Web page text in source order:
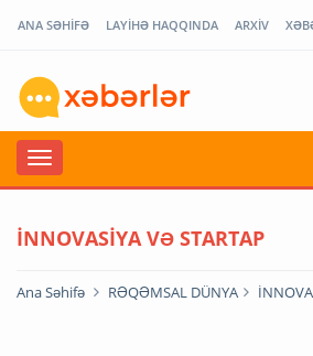
ANA SƏHİFƏ LAYİHƏ HAQQINDA ARXİV
İNNOVASİYA VƏ STARTAP
Ana Səhifə RƏQƏMSAL DÜNYA